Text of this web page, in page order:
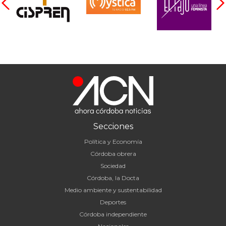
Secciones
Política y Economía
Córdoba obrera
Sociedad
Córdoba, la Docta
Medio ambiente y sustentabilidad
Deportes
Córdoba independiente